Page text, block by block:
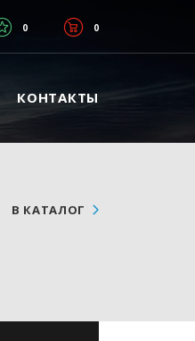
0 0
КОНТАКТЫ
В КАТАЛОГ